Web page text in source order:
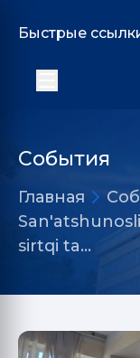
Быстрые
События
Главная
sirtqi ta…